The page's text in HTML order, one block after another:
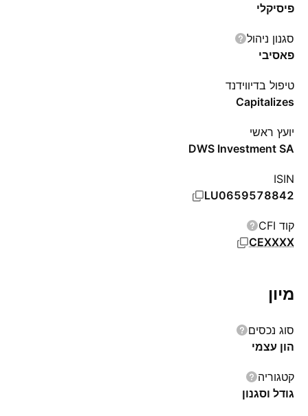
פיסיקלי
סגנון ניהול
פאסיבי
טיפול בדיווידנד
Capitalizes
יועץ ראשי
DWS Investment SA
ISIN
LU0659578842
קוד CFI
CEXXXX
מיון
סוג נכסים
הון עצמי
קטגוריה
גודל וסגנון